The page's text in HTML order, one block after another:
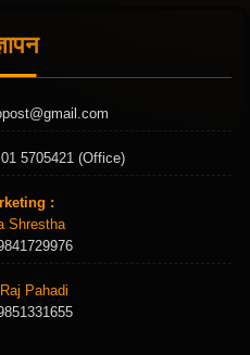
5705421 (Office)
:
Shrestha
Pahadi